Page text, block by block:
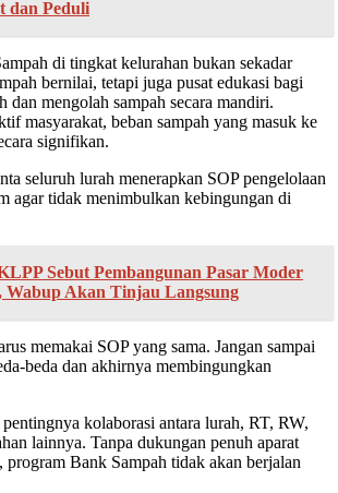
dan Peduli
di tingkat kelurahan bukan sekadar
bernilai, tetapi juga pusat edukasi bagi
dan mengolah sampah secara mandiri.
masyarakat, beban sampah yang masuk ke
signifikan.
seluruh lurah menerapkan SOP pengelolaan
agar tidak menimbulkan kebingungan di
Sebut Pembangunan Pasar Moder
Wabup Akan Tinjau Langsung
memakai SOP yang sama. Jangan sampai
beda dan akhirnya membingungkan
kolaborasi antara lurah, RT, RW,
lainnya. Tanpa dukungan penuh aparat
program Bank Sampah tidak akan berjalan